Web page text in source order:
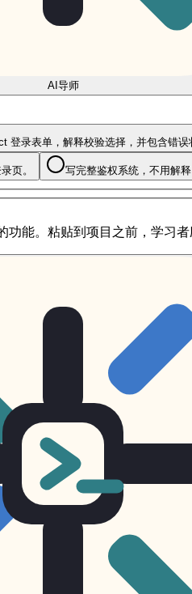
AI导师
登录表单，解释校验选择，并包含错误
页。 写完整鉴权系统，不用解
功能。粘贴到项目之前，学习